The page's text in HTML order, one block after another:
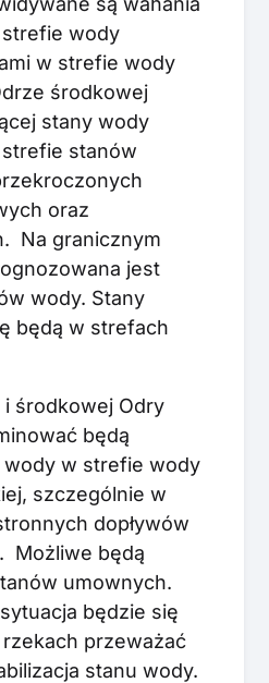
wody
w strefie wody
środkowej
stany wody
strefie stanów
oraz
Na granicznym
jest
wody. Stany
będą w strefach
środkowej Odry
będą
w strefie wody
szczególnie w
dopływów
Możliwe będą
umownych.
będzie się
przeważać
stanu wody.